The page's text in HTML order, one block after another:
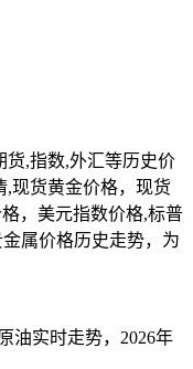
货,指数,外汇等历史价
现货黄金价格，现货
，美元指数价格,标普
属价格历史走势，为
油实时走势，2026年